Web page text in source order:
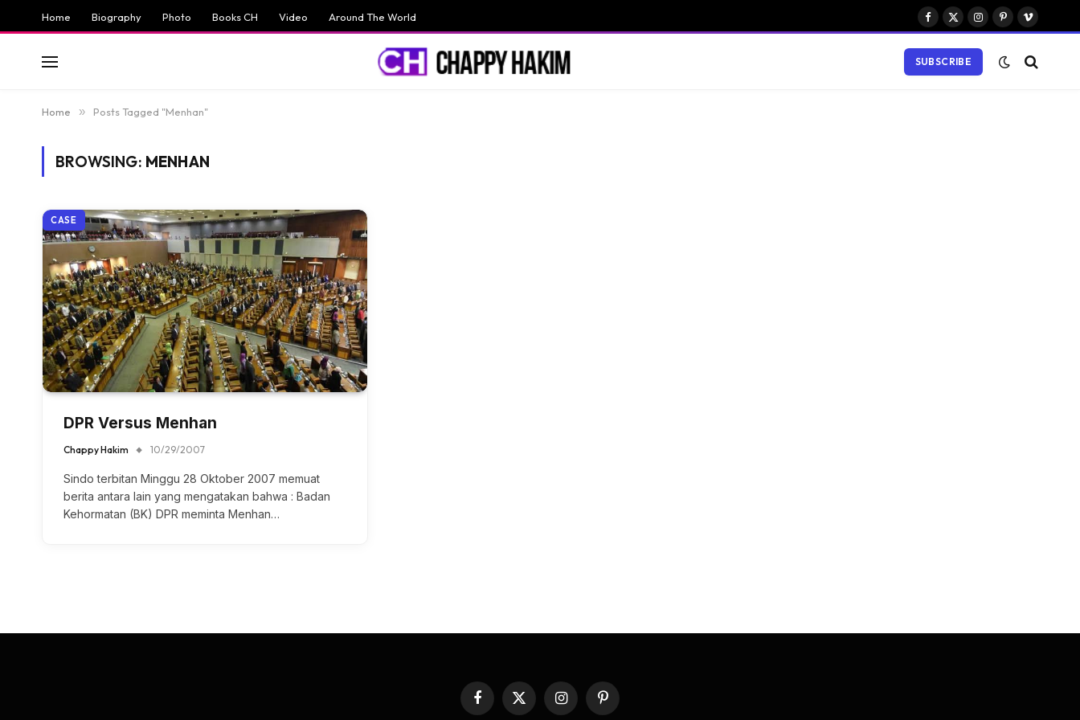
Home Biography Photo Books CH Video Around The World
Facebook
X
Instagram
PinterestVimeo
SUBSCRIBE
Home » Posts Tagged "Menhan"
BROWSING: MENHAN
CASE
DPR Versus Menhan
Chappy Hakim 10/29/2007
Sindo terbitan Minggu 28 Oktober 2007 memuat
berita antara lain yang mengatakan bahwa : Badan
Kehormatan (BK) DPR meminta Menhan…
Facebook
X
InstagramPinterest